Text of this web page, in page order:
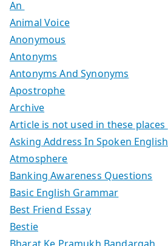
An
Animal Voice
Anonymous
Antonyms
Antonyms And Synonyms
Apostrophe
Archive
Article is not used in these places
Asking Address In Spoken English
Atmosphere
Banking Awareness Questions
Basic English Grammar
Best Friend Essay
Bestie